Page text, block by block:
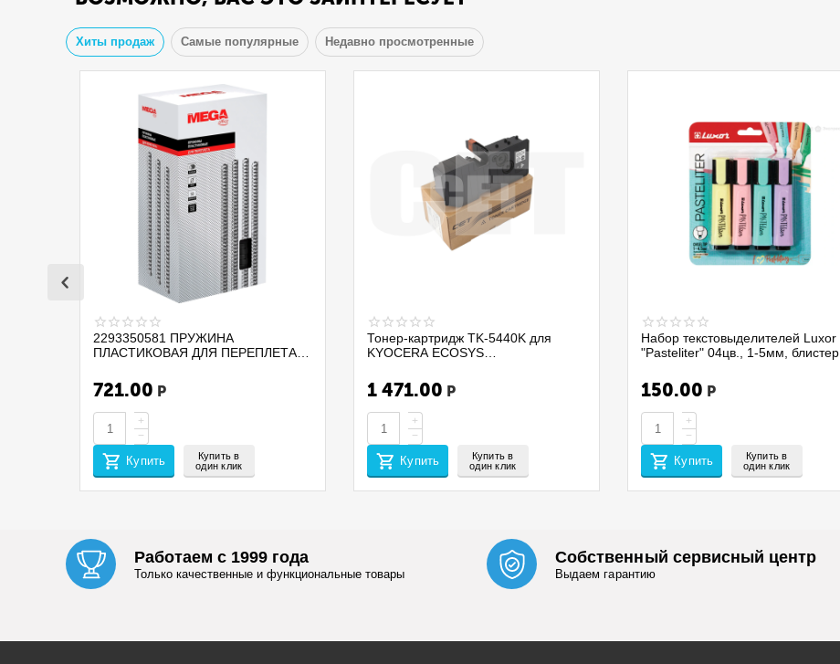
Хиты продаж Самые популярные Недавно просмотренные
2293350581 ПРУЖИНА
ПЛАСТИКОВАЯ ДЛЯ ПЕРЕПЛЕТА
255112 D=32 А4 280ЛИСТОВ 50ШТ
ЧЕРНЫЙ
721.00 Р
+
−
Купить
Купить в
один клик
Тонер-картридж TK-5440K для
KYOCERA ECOSYS
/MA2100CWFX (CET) Black,
(EUR/MEA/Afr), 70г, 2800 стр.,
CET141959
1 471.00 Р
+
−
Купить
Купить в
один клик
Набор текстовыделителей Luxor
"Pasteliter" 04цв., 1-5мм, блистер,
150.00 Р
+
−
Купить
Купить в
один клик
Работаем с 1999 года
Только качественные и функциональные товары
Собственный сервисный центр
Выдаем гарантию